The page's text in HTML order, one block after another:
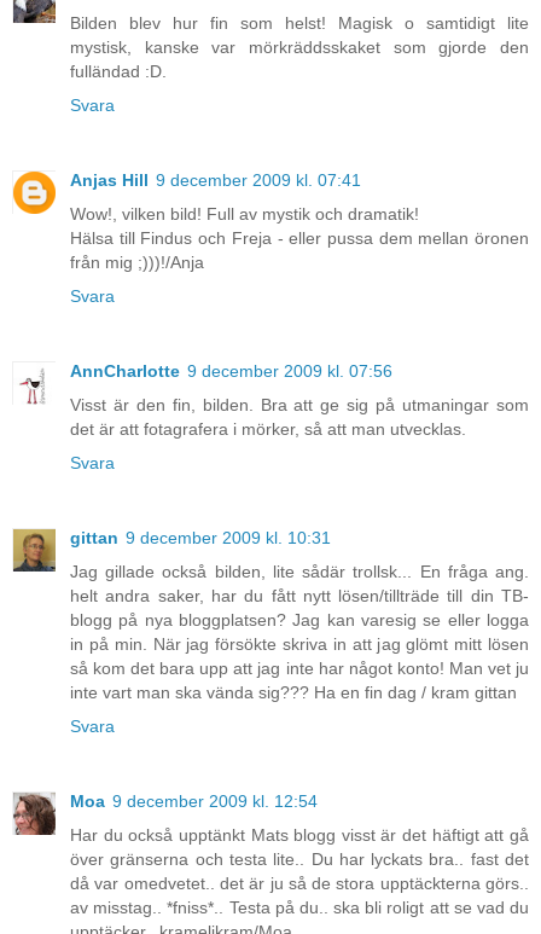
Bilden blev hur fin som helst! Magisk o samtidigt lite
mystisk, kanske var mörkräddsskaket som gjorde den
fulländad :D.
Svara
Anjas Hill 9 december 2009 kl. 07:41
Wow!, vilken bild! Full av mystik och dramatik!
Hälsa till Findus och Freja - eller pussa dem mellan öronen
från mig ;)))!/Anja
Svara
AnnCharlotte 9 december 2009 kl. 07:56
Visst är den fin, bilden. Bra att ge sig på utmaningar som
det är att fotagrafera i mörker, så att man utvecklas.
Svara
gittan 9 december 2009 kl. 10:31
Jag gillade också bilden, lite sådär trollsk... En fråga ang.
helt andra saker, har du fått nytt lösen/tillträde till din TB-
blogg på nya bloggplatsen? Jag kan varesig se eller logga
in på min. När jag försökte skriva in att jag glömt mitt lösen
så kom det bara upp att jag inte har något konto! Man vet ju
inte vart man ska vända sig??? Ha en fin dag / kram gittan
Svara
Moa 9 december 2009 kl. 12:54
Har du också upptänkt Mats blogg visst är det häftigt att gå
över gränserna och testa lite.. Du har lyckats bra.. fast det
då var omedvetet.. det är ju så de stora upptäckterna görs..
av misstag.. *fniss*.. Testa på du.. ska bli roligt att se vad du